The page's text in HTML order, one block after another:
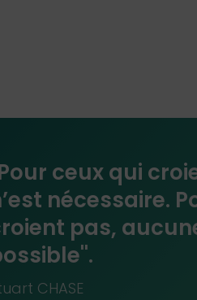
ceux qui
nécessaire.
pas,
CHASE